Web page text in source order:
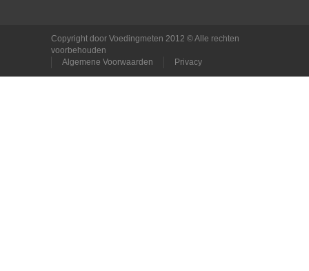
Copyright door Voedingmeten 2012 © Alle rechten
voorbehouden
Algemene Voorwaarden
Privacy